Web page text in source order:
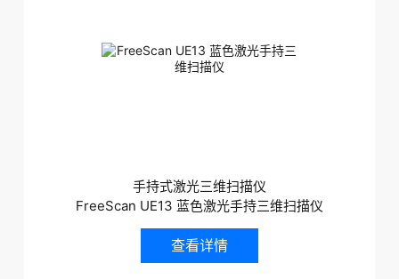
手持式激光三维扫描仪
FreeScan UE13 蓝色激光手持三维扫描仪
查看详情